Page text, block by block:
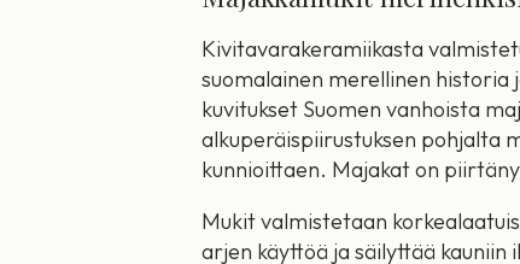
Kivitavarakeramiikasta
suomalainen merellinen
kuvitukset Suomen vanhoista
alkuperäispiirustuksen pohjalta
kunnioittaen. Majakat on
Mukit valmistetaan
arjen käyttöä ja säilyttää kauniin